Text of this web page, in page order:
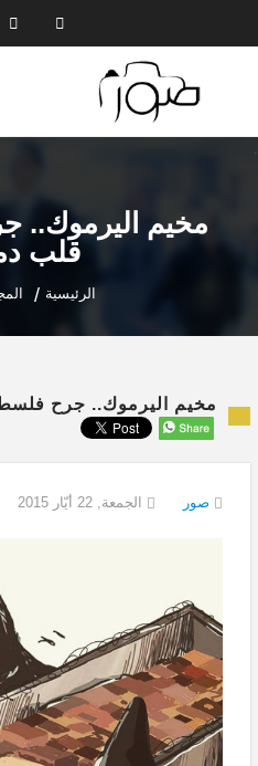
مخيم اليرموك..
قلب
الرئيسية
مخيم اليرموك.. جرح
صور الجمعة, 22 أيّار 2015